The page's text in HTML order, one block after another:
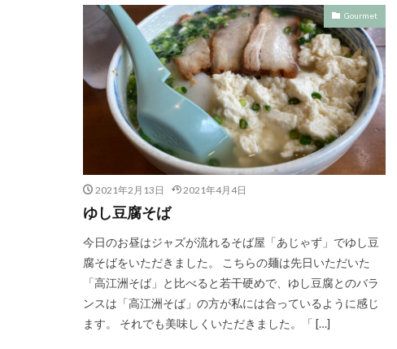
Gourmet
2021年2月13日 2021年4月4日
ゆし豆腐そば
今日のお昼はジャズが流れるそば屋「あじゃず」でゆし豆
腐そばをいただきました。 こちらの麺は先日いただいた
「高江洲そば」と比べると若干硬めで、ゆし豆腐とのバラ
ンスは「高江洲そば」の方が私には合っているように感じ
ます。 それでも美味しくいただきました。「 […]